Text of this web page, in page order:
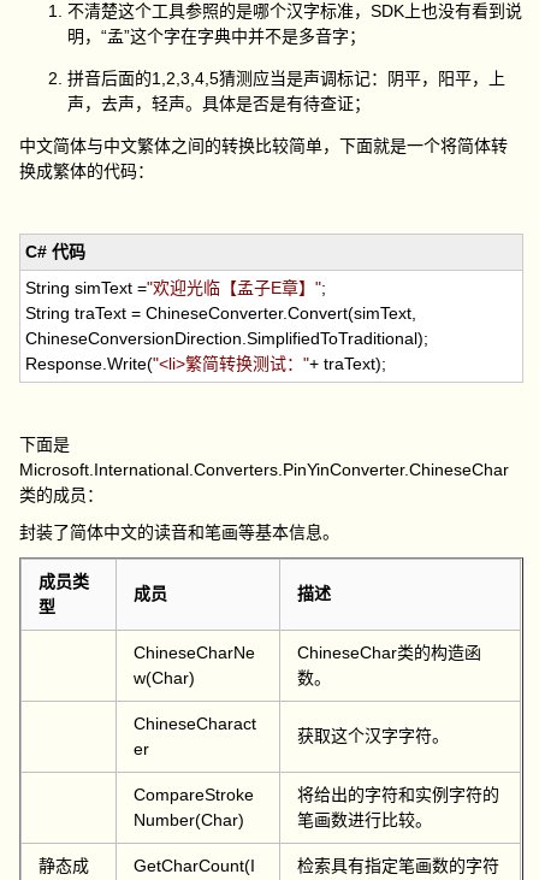
不清楚这个工具参照的是哪个汉字标准，SDK上也没有看到说
明，“孟”这个字在字典中并不是多音字；
拼音后面的1,2,3,4,5猜测应当是声调标记：阴平，阳平，上
声，去声，轻声。具体是否是有待查证；
中文简体与中文繁体之间的转换比较简单，下面就是一个将简体转
换成繁体的代码：
C# 代码
String simText="欢迎光临【孟子E章】";
String traText= ChineseConverter.Convert(simText,
ChineseConversionDirection.SimplifiedToTraditional);
Response.Write("<li>繁简转换测试："+ traText);
下面是
Microsoft.International.Converters.PinYinConverter.ChineseChar
类的成员：
封装了简体中文的读音和笔画等基本信息。
成员类
型
成员 描述
ChineseCharNe
w(Char)
ChineseChar类的构造函
数。
ChineseCharact
er
获取这个汉字字符。
CompareStroke
Number(Char)
将给出的字符和实例字符的
笔画数进行比较。
静态成
GetCharCount(I
检索具有指定笔画数的字符